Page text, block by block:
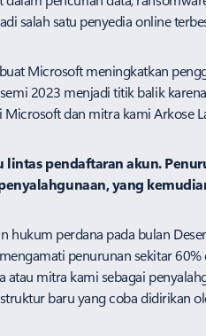
salah satu penyedia online
Microsoft meningkatkan
2023 menjadi titik balik
dan mitra kami Arkose
pendaftaran akun.
yang
perdana ​pada bulan
penurunan sekitar
mitra kami sebagai
baru yang coba didirikan